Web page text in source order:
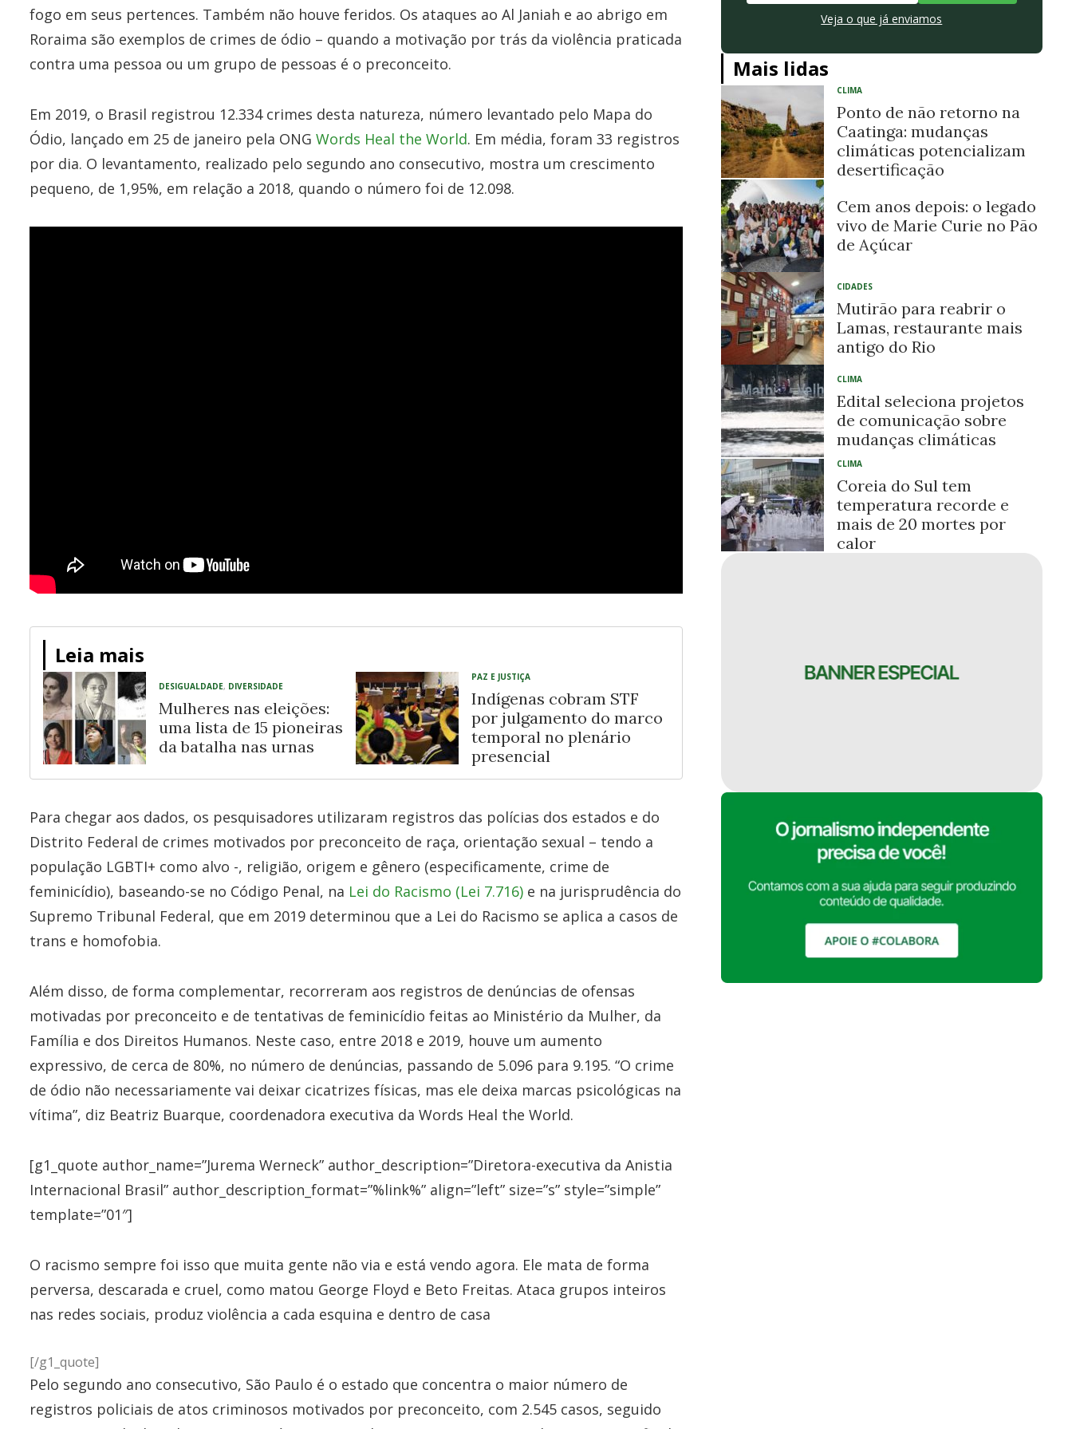
fogo em seus pertences. Também não houve feridos. Os ataques ao Al Janiah e ao abrigo em
Roraima são exemplos de crimes de ódio – quando a motivação por trás da violência praticada
contra uma pessoa ou um grupo de pessoas é o preconceito.
Em 2019, o Brasil registrou 12.334 crimes desta natureza, número levantado pelo Mapa do
Ódio, lançado em 25 de janeiro pela ONG Words Heal the World. Em média, foram 33 registros
por dia. O levantamento, realizado pelo segundo ano consecutivo, mostra um crescimento
pequeno, de 1,95%, em relação a 2018, quando o número foi de 12.098.
Leia mais
DESIGUALDADE, DIVERSIDADE
Mulheres nas eleições:
uma lista de 15 pioneiras
da batalha nas urnas
PAZ E JUSTIÇA
Indígenas cobram STF
por julgamento do marco
temporal no plenário
presencial
Para chegar aos dados, os pesquisadores utilizaram registros das polícias dos estados e do
Distrito Federal de crimes motivados por preconceito de raça, orientação sexual – tendo a
população LGBTI+ como alvo -, religião, origem e gênero (especificamente, crime de
feminicídio), baseando-se no Código Penal, na Lei do Racismo (Lei 7.716) e na jurisprudência do
Supremo Tribunal Federal, que em 2019 determinou que a Lei do Racismo se aplica a casos de
trans e homofobia.
Além disso, de forma complementar, recorreram aos registros de denúncias de ofensas
motivadas por preconceito e de tentativas de feminicídio feitas ao Ministério da Mulher, da
Família e dos Direitos Humanos. Neste caso, entre 2018 e 2019, houve um aumento
expressivo, de cerca de 80%, no número de denúncias, passando de 5.096 para 9.195. “O crime
de ódio não necessariamente vai deixar cicatrizes físicas, mas ele deixa marcas psicológicas na
vítima”, diz Beatriz Buarque, coordenadora executiva da Words Heal the World.
[g1_quote author_name=”Jurema Werneck” author_description=”Diretora-executiva da Anistia
Internacional Brasil” author_description_format=”%link%” align=”left” size=”s” style=”simple”
template=”01″]
O racismo sempre foi isso que muita gente não via e está vendo agora. Ele mata de forma
perversa, descarada e cruel, como matou George Floyd e Beto Freitas. Ataca grupos inteiros
nas redes sociais, produz violência a cada esquina e dentro de casa
[/g1_quote]
Pelo segundo ano consecutivo, São Paulo é o estado que concentra o maior número de
registros policiais de atos criminosos motivados por preconceito, com 2.545 casos, seguido
Veja o que já enviamos
Mais lidas
CLIMA
Ponto de não retorno na
Caatinga: mudanças
climáticas potencializam
desertificação
Cem anos depois: o legado
vivo de Marie Curie no Pão
de Açúcar
CIDADES
Mutirão para reabrir o
Lamas, restaurante mais
antigo do Rio
CLIMA
Edital seleciona projetos
de comunicação sobre
mudanças climáticas
CLIMA
Coreia do Sul tem
temperatura recorde e
mais de 20 mortes por
calor